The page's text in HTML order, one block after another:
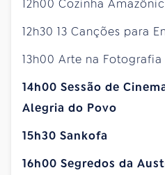
12h00 Cozinha
12h30 13 Canções para
13h00 Arte na Fotografia
14h00 Sessão de
Alegria do Povo
15h30 Sankofa
16h00 Segredos da